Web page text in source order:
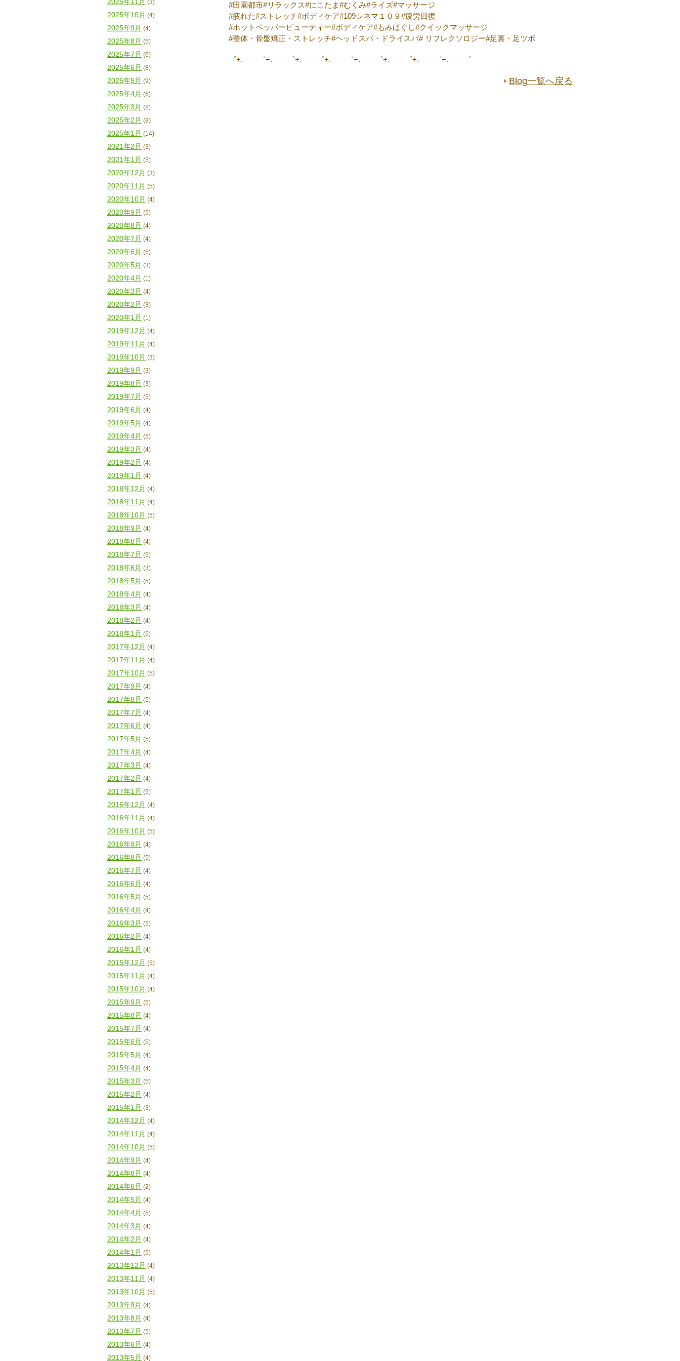
#田園都市#リラックス#にこたま#むくみ#ライズ#マッサージ
#疲れた#ストレッチ#ボディケア#109シネマ１０９#疲労回復
#ホットペッパービューティー#ボディケア#もみほぐし#クイックマッサージ
#整体・骨盤矯正・ストレッチ#ヘッドスパ・ドライスパ# リフレクソロジー#足裏・足ツボ
゜+.――゜+.――゜+.――゜+.――゜+.――゜+.――゜+.――゜+.――゜
Blog一覧へ戻る
(3)
2025年10月 (4)
2025年9月 (4)
2025年8月 (5)
2025年7月 (6)
2025年6月 (8)
2025年5月 (9)
2025年4月 (6)
2025年3月 (8)
2025年2月 (8)
2025年1月 (14)
2021年2月 (3)
2021年1月 (5)
2020年12月 (3)
2020年11月 (5)
2020年10月 (4)
2020年9月 (5)
2020年8月 (4)
2020年7月 (4)
2020年6月 (5)
2020年5月 (3)
2020年4月 (1)
2020年3月 (4)
2020年2月 (3)
2020年1月 (1)
2019年12月 (4)
2019年11月 (4)
2019年10月 (3)
2019年9月 (3)
2019年8月 (3)
2019年7月 (5)
2019年6月 (4)
2019年5月 (4)
2019年4月 (5)
2019年3月 (4)
2019年2月 (4)
2019年1月 (4)
2018年12月 (4)
2018年11月 (4)
2018年10月 (5)
2018年9月 (4)
2018年8月 (4)
2018年7月 (5)
2018年6月 (3)
2018年5月 (5)
2018年4月 (4)
2018年3月 (4)
2018年2月 (4)
2018年1月 (5)
2017年12月 (4)
2017年11月 (4)
2017年10月 (5)
2017年9月 (4)
2017年8月 (5)
2017年7月 (4)
2017年6月 (4)
2017年5月 (5)
2017年4月 (4)
2017年3月 (4)
2017年2月 (4)
2017年1月 (5)
2016年12月 (4)
2016年11月 (4)
2016年10月 (5)
2016年9月 (4)
2016年8月 (5)
2016年7月 (4)
2016年6月 (4)
2016年5月 (5)
2016年4月 (4)
2016年3月 (5)
2016年2月 (4)
2016年1月 (4)
2015年12月 (5)
2015年11月 (4)
2015年10月 (4)
2015年9月 (5)
2015年8月 (4)
2015年7月 (4)
2015年6月 (5)
2015年5月 (4)
2015年4月 (4)
2015年3月 (5)
2015年2月 (4)
2015年1月 (3)
2014年12月 (4)
2014年11月 (4)
2014年10月 (5)
2014年9月 (4)
2014年8月 (4)
2014年6月 (2)
2014年5月 (4)
2014年4月 (5)
2014年3月 (4)
2014年2月 (4)
2014年1月 (5)
2013年12月 (4)
2013年11月 (4)
2013年10月 (5)
2013年9月 (4)
2013年8月 (4)
2013年7月 (5)
2013年6月 (4)
2013年5月 (4)